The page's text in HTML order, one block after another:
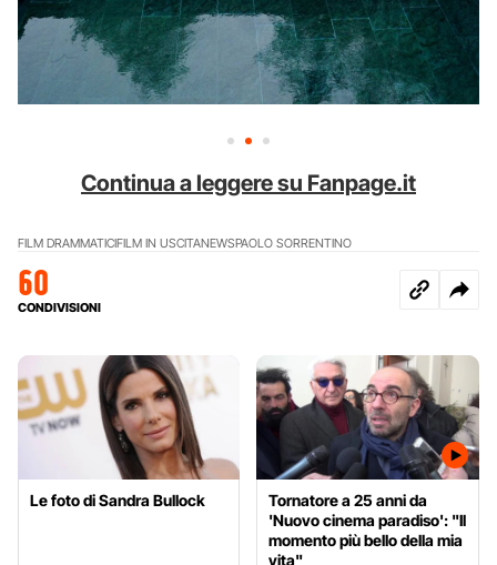
Continua a leggere su Fanpage.it
FILM DRAMMATICIFILM IN USCITANEWSPAOLO SORRENTINO
60
CONDIVISIONI
Le foto di Sandra Bullock
Tornatore a 25 anni da
'Nuovo cinema paradiso': "Il
momento più bello della mia
vita"